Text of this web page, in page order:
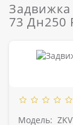
73 Дн250
Модель: